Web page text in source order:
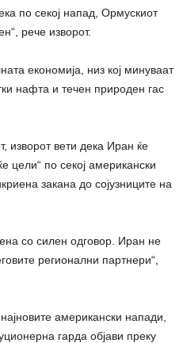
по секој напад, Ормускиот
рече изворот.
економија, низ кој минуваат
нафта и течен природен гас
изворот вети дека Иран ќе
цели“ по секој американски
закана до сојузниците на
со силен одговор. Иран не
регионални партнери“,
американски напади,
гарда објави преку